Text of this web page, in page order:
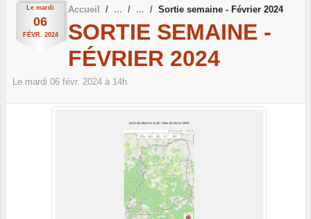
Le mardi
06
FÉVR. 2024
Accueil Sortie semaine - Février 2024
SORTIE SEMAINE -
FÉVRIER 2024
Le mardi 06 févr. 2024 à 14h